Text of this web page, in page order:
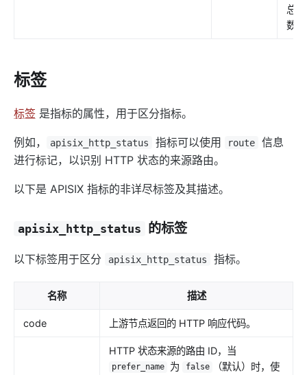
总
数。
标签
标签 是指标的属性，用于区分指标。
例如， apisix_http_status 指标可以使用 route
信息
进行标记，以识别 HTTP 状态的来源路由。
以下是 APISIX 指标的非详尽标签及其描述。
apisix_http_status 的标签
以下标签用于区分 apisix_http_status 指标。
名称 描述
code 上游节点返回的 HTTP 响应代码。
HTTP 状态来源的路由 ID，当
prefer_name 为 false
（默认）时，使